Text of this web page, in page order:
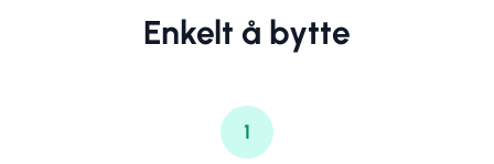
Enkelt å bytte
1